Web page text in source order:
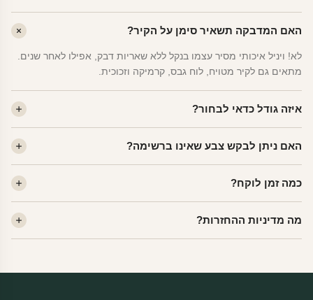
האם המדבקה תשאיר סימן על הקיר?
לא! ויניל איכותי מסיר עצמו בנקל ללא שאריות דבק, אפילו לאחר שנים.
מתאים גם לקיר מטויח, לוח גבס, קרמיקה וזכוכית.
איזה גודל כדאי לבחור?
שינה של מבוגרים — L. לפינה קטנה — S.
האם ניתן לבקש צבע שאינו ברשימה?
הצבעים זמינים ללא תוספת מחיר.
כמה זמן לוקח?
14:00 — יצאו באותו יום.
מה מדיניות ההחזרות?